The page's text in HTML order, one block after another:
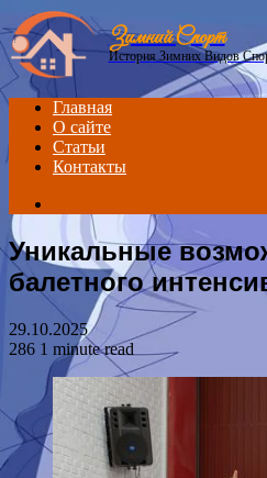
Menu
Зимний Спорт
История Зимних Видов
Главная
О сайте
Статьи
Контакты
Уникальные
балетного
29.10.2025
286 1 minute read